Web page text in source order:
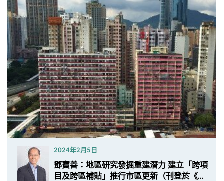
2024年2月5日
鄧寶善：地區研究發掘重建潛力 建立「跨項
目及跨區補貼」推行市區更新（刊登於《...